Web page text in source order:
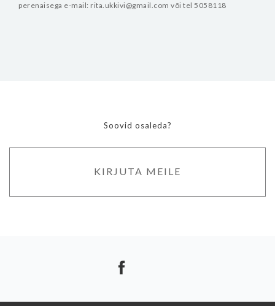
perenaisega e-mail: rita.ukkivi@gmail.com või tel 5058118
Soovid osaleda?
KIRJUTA MEILE